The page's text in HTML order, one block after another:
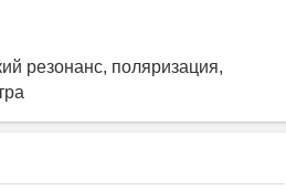
резонанс, поляризация,